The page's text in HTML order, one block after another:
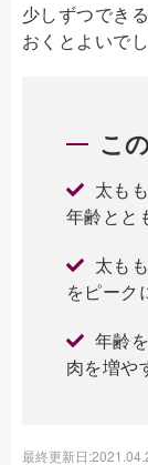
少しずつでき
おくとよいでし
こ
太も
年齢とと
太も
をピーク
年齢
肉を増や
最終更新日